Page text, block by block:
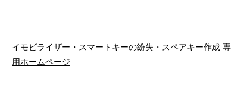
イモビライザー・スマートキーの紛失・スペアキー作成 専
用ホームページ